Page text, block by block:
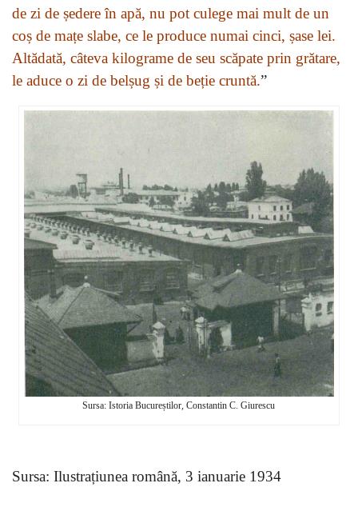
de zi de ședere în apă, nu pot culege mai mult de un
coș de mațe slabe, ce le produce numai cinci, șase lei.
Altădată, câteva kilograme de seu scăpate prin grătare,
le aduce o zi de belșug și de beție cruntă.”
Sursa: Istoria Bucureștilor, Constantin C. Giurescu
Sursa: Ilustrațiunea română, 3 ianuarie 1934